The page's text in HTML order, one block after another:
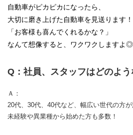
自動車がピカピカになったら、
大切に磨き上げた自動車を見送ります！
「お客様も喜んでくれるかな？」
なんて想像すると、ワクワクしますよ◎
Q：社員、スタッフはどのよ
Ａ：
20代、30代、40代など、幅広い世代の方が
未経験や異業種から始めた方も多数！